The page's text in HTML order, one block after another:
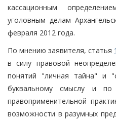
кассационным
уголовным делам
февраля 2012 года.
По мнению заявителя, статья
в силу правовой
понятий "личная тайна" и
буквальному смыслу и
правоприменительной
возможности в разумных